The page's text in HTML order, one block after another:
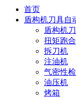
首页
盾构机刀具自
盾构机
扭矩跑
拆刀机
注油机
气密性
油压机
烤箱